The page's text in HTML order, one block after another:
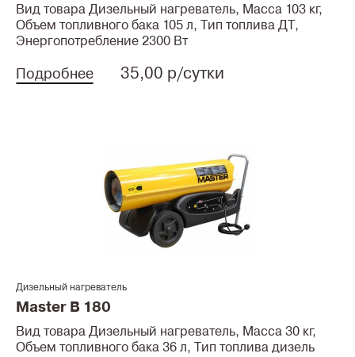
Вид товара Дизельный нагреватель, Масса 103 кг,
Объем топливного бака 105 л, Тип топлива ДТ,
Энергопотребление 2300 Вт
Подробнее 35,00 р/сутки
Дизельный нагреватель
Master B 180
Вид товара Дизельный нагреватель, Масса 30 кг,
Объем топливного бака 36 л, Тип топлива дизель